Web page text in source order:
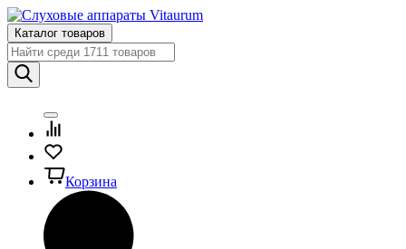
Каталог товаров
Корзина